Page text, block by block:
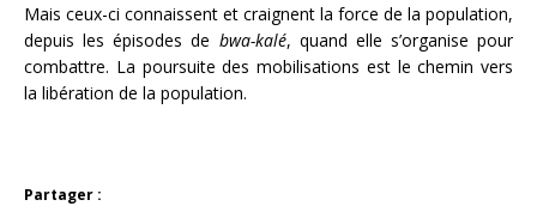
Mais ceux-ci connaissent et craignent la force de la population,
depuis les épisodes de bwa-kalé, quand elle s’organise pour
combattre. La poursuite des mobilisations est le chemin vers
la libération de la population.
Partager :